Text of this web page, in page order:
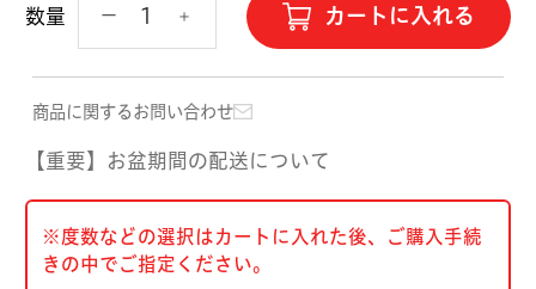
数量 カートに入れる
商品に関するお問い合わせ
【重要】お盆期間の配送について
※度数などの選択はカートに入れた後、ご購入手続
きの中でご指定ください。